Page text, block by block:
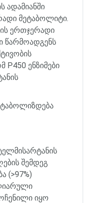
ადამიანში
მეტაბოლიტი.
ერთჯერადი
წარმოადგენს
P450 ენზიმები
შემდეგ
(>97%)
იყო